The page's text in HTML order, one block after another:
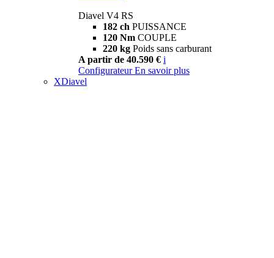
Diavel V4 RS
182 ch PUISSANCE
120 Nm COUPLE
220 kg Poids sans carburant
A partir de 40.590 € i
Configurateur En savoir plus
XDiavel